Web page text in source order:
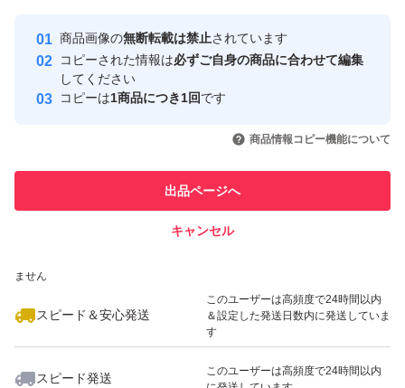
安心取引出品者
心・安全なユーザーです
取引実績
引を完了させた実績があります
での取引実績があります
ません
スピード＆安心発送
このユーザーは高頻度で24時間以内
＆設定した発送日数内に発送していま
す
スピード発送
このユーザーは高頻度で24時間以内
商品画像の無断転載は禁止されています
コピーされた情報は必ずご自身の商品に合わせて編集
してください
コピーは1商品につき1回です
商品情報コピー機能について
出品ページへ
キャンセル